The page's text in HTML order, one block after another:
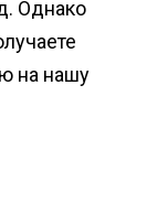
Однако
на нашу